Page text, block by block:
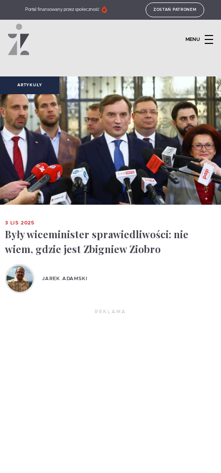
Portal finansowany przez społeczność ZOSTAŃ PATRONEM
MENU
ARTYKUŁY
3 LIS 2025
Były wiceminister sprawiedliwości: nie
wiem, gdzie jest Zbigniew Ziobro
JAREK ADAMSKI
REKLAMA